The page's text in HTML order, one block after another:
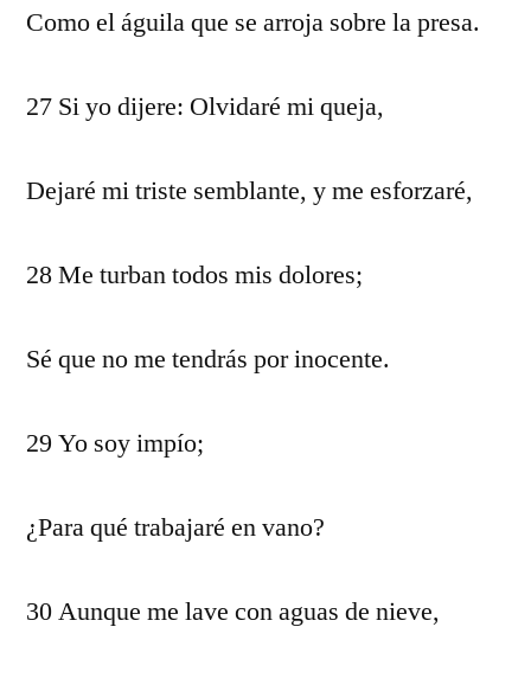
Como el águila que se arroja sobre la presa.
27 Si yo dijere: Olvidaré mi queja,
Dejaré mi triste semblante, y me esforzaré,
28 Me turban todos mis dolores;
Sé que no me tendrás por inocente.
29 Yo soy impío;
¿Para qué trabajaré en vano?
30 Aunque me lave con aguas de nieve,